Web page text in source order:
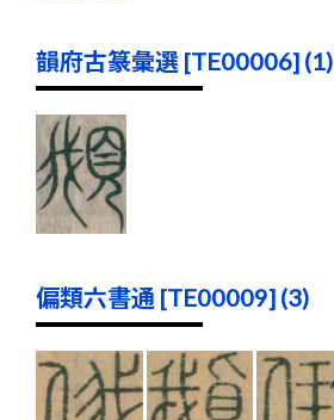
韻府古篆彙選 [TE00006] (1)
偏類六書通 [TE00009] (3)